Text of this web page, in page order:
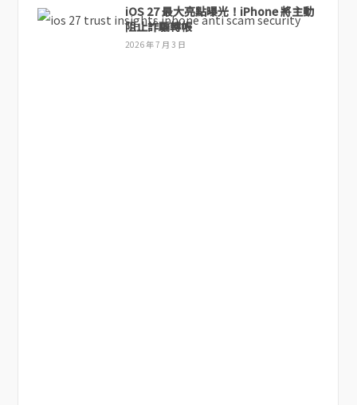
iOS 27 最大亮點曝光！iPhone 將主動
阻止詐騙轉帳
2026 年 7 月 3 日